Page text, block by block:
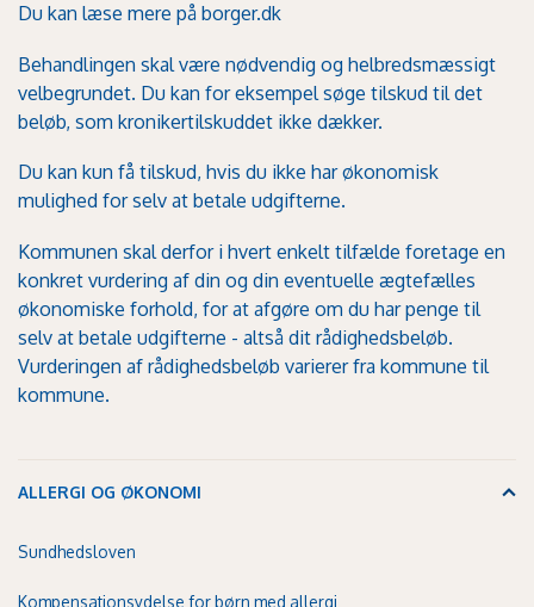
Du kan læse mere på borger.dk
Behandlingen skal være nødvendig og helbredsmæssigt
velbegrundet. Du kan for eksempel søge tilskud til det
beløb, som kronikertilskuddet ikke dækker.
Du kan kun få tilskud, hvis du ikke har økonomisk
mulighed for selv at betale udgifterne.
Kommunen skal derfor i hvert enkelt tilfælde foretage en
konkret vurdering af din og din eventuelle ægtefælles
økonomiske forhold, for at afgøre om du har penge til
selv at betale udgifterne - altså dit rådighedsbeløb.
Vurderingen af rådighedsbeløb varierer fra kommune til
kommune.
ALLERGI OG ØKONOMI
Sundhedsloven
Kompensationsydelse for børn med allergi